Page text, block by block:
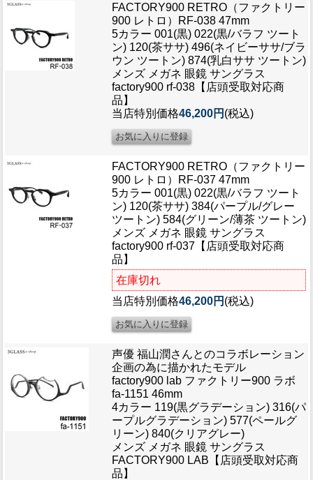
FACTORY900 RETRO（ファクトリー
900 レトロ）RF-038 47mm
5カラー 001(黒) 022(黒/バラフ ツート
ン) 120(茶ササ) 496(ネイビーササ/ブラ
ウン ツートン) 874(乳白ササ ツートン)
メンズ メガネ 眼鏡 サングラス
factory900 rf-038【店頭受取対応商
品】
当店特別価格46,200円 (税込)
FACTORY900 RETRO（ファクトリー
900 レトロ）RF-037 47mm
5カラー 001(黒) 022(黒/バラフ ツート
ン) 120(茶ササ) 384(パープル/グレー
ツートン) 584(グリーン/薄茶 ツートン)
メンズ メガネ 眼鏡 サングラス
factory900 rf-037【店頭受取対応商
品】
在庫切れ
当店特別価格46,200円 (税込)
声優 福山潤さんとのコラボレーション
企画の為に描かれたモデル
factory900 lab ファクトリー900 ラボ
fa-1151 46mm
4カラー 119(黒グラデーション) 316(パ
ープルグラデーション) 577(ペールグ
リーン) 840(クリアグレー)
メンズ メガネ 眼鏡 サングラス
FACTORY900 LAB【店頭受取対応商
品】